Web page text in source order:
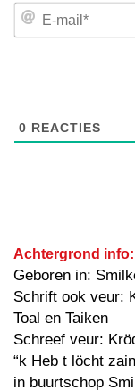
0 REACTIES
Achtergrond info:
Geboren in:
Schrift ook veur:
Toal en Taiken
Schreef veur:
“k Heb t löcht
in buurtschop